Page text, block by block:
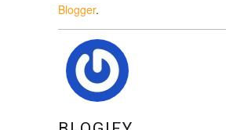
Blogger.